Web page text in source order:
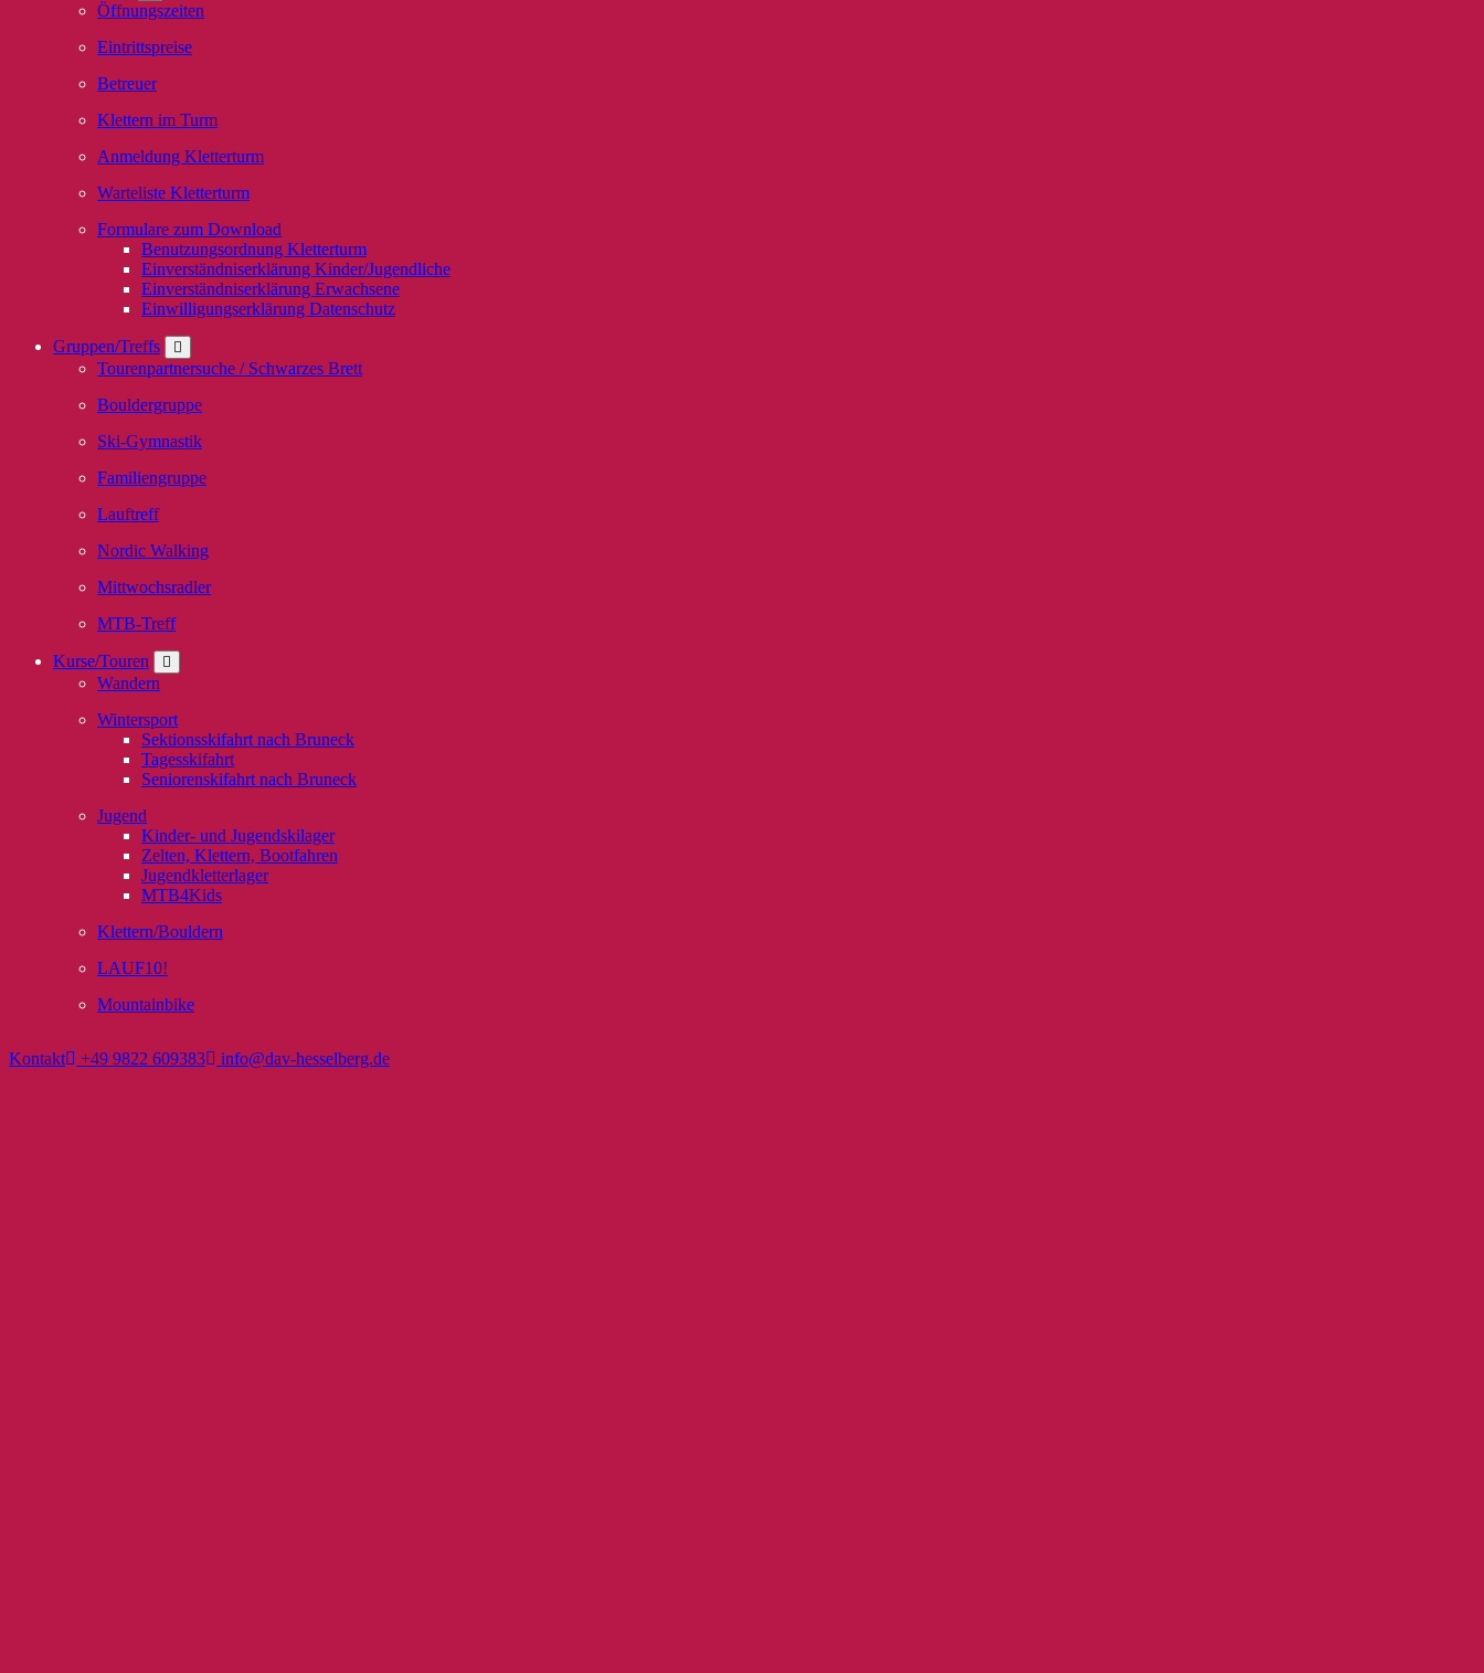
Öffnungszeiten
Eintrittspreise
Betreuer
Klettern im Turm
Anmeldung Kletterturm
Warteliste Kletterturm
Formulare zum Download
Benutzungsordnung Kletterturm
Einverständniserklärung Kinder/Jugendliche
Einverständniserklärung Erwachsene
Einwilligungserklärung Datenschutz
Gruppen/Treffs
Tourenpartnersuche / Schwarzes Brett
Bouldergruppe
Ski-Gymnastik
Familiengruppe
Lauftreff
Nordic Walking
Mittwochsradler
MTB-Treff
Kurse/Touren
Wandern
Wintersport
Sektionsskifahrt nach Bruneck
Tagesskifahrt
Seniorenskifahrt nach Bruneck
Jugend
Kinder- und Jugendskilager
Zelten, Klettern, Bootfahren
Jugendkletterlager
MTB4Kids
Klettern/Bouldern
LAUF10!
Mountainbike
Kontakt +49 9822 609383 info@dav-hesselberg.de